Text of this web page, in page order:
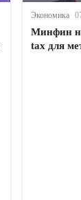
Экономика
Минфин
tax для